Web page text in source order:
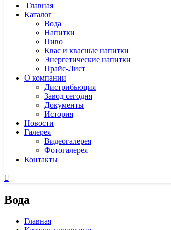
Главная
Каталог
Вода
Напитки
Пиво
Квас и квасные напитки
Энергетические напитки
Прайс-Лист
О компании
Дистрибьюция
Завод сегодня
Документы
История
Новости
Галерея
Видеогалерея
Фотогалерея
Контакты
Вода
Главная